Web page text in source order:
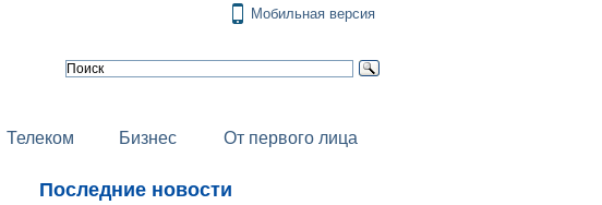
Мобильная версия
Телеком Бизнес От первого лица
Последние новости